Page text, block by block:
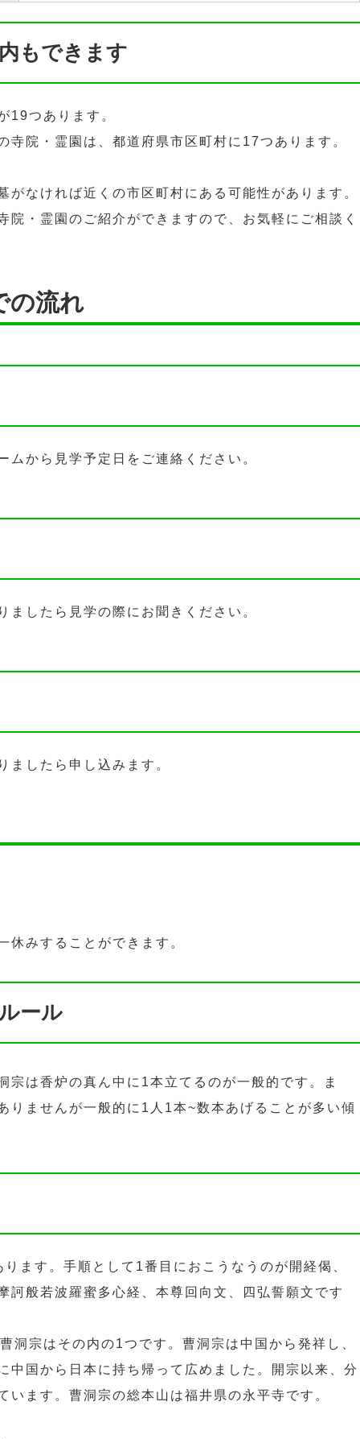
もできます
19つあります。
寺院・霊園は、都道府県市区町村に17つあります。
がなければ近くの市区町村にある可能性があります。
院・霊園のご紹介ができますので、お気軽にご相談く
の流れ
から見学予定日をご連絡ください。
したら見学の際にお聞きください。
ましたら申し込みます。
休みすることができます。
ール
宗は香炉の真ん中に1本立てるのが一般的です。ま
りませんが一般的に1人1本~数本あげることが多い傾
ます。手順として1番目におこうなうのが開経偈、
訶般若波羅蜜多心経、本尊回向文、四弘誓願文です
洞宗はその内の1つです。曹洞宗は中国から発祥し、
中国から日本に持ち帰って広めました。開宗以来、分
います。曹洞宗の総本山は福井県の永平寺です。